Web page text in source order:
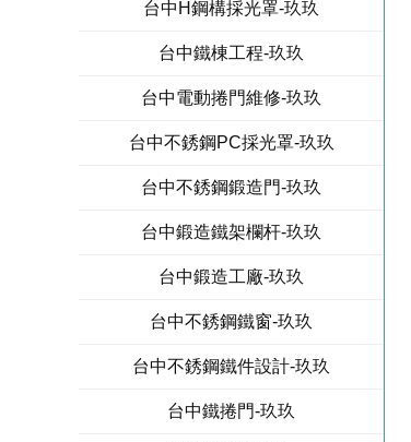
台中H鋼構採光罩-玖玖
台中鐵棟工程-玖玖
台中電動捲門維修-玖玖
台中不銹鋼PC採光罩-玖玖
台中不銹鋼鍛造門-玖玖
台中鍛造鐵架欄杆-玖玖
台中鍛造工廠-玖玖
台中不銹鋼鐵窗-玖玖
台中不銹鋼鐵件設計-玖玖
台中鐵捲門-玖玖